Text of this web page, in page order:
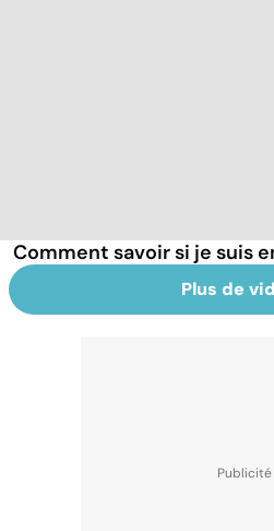
Comment savoir si je suis
Plus de